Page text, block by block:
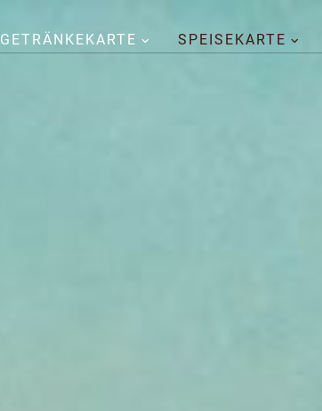
GETRÄNKEKARTE SPEISEKARTE